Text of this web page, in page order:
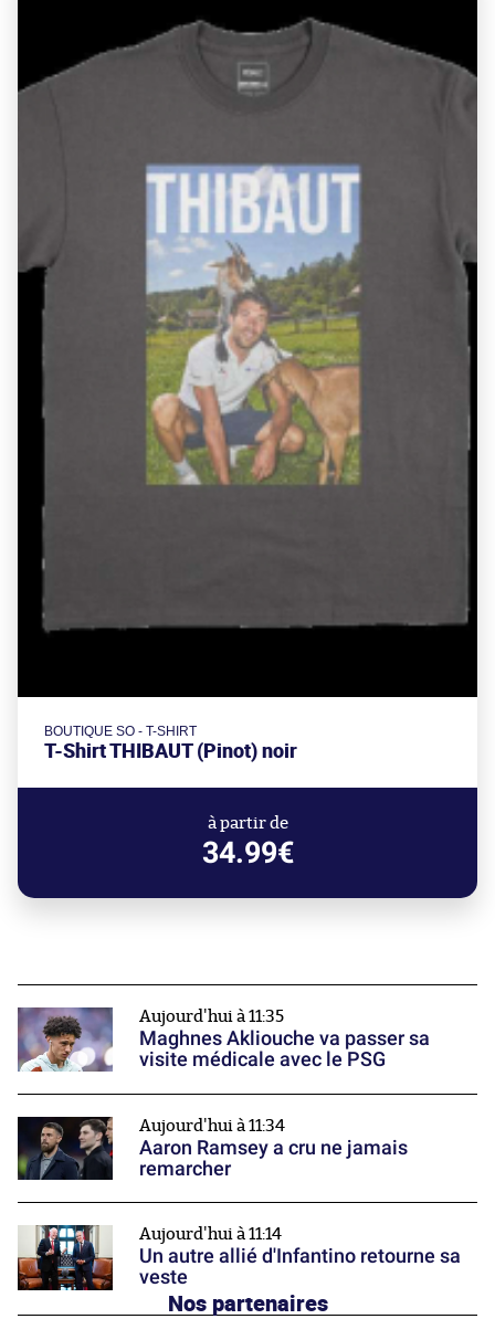
BOUTIQUE SO - T-SHIRT
T-Shirt THIBAUT (Pinot) noir
à partir de
34.99€
Aujourd'hui à 11:35
Maghnes Akliouche va passer sa
visite médicale avec le PSG
Aujourd'hui à 11:34
Aaron Ramsey a cru ne jamais
remarcher
Aujourd'hui à 11:14
Un autre allié d'Infantino retourne sa
veste
Nos partenaires